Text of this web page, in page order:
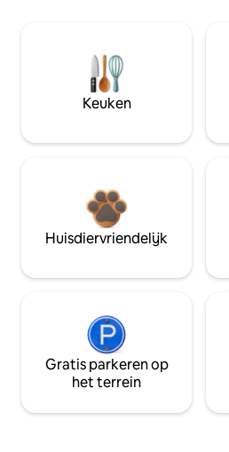
Keuken
Huisdiervriendelijk
Gratis parkeren op
het terrein